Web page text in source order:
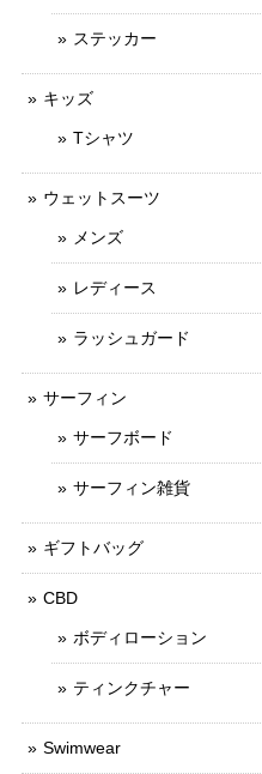
ステッカー
キッズ
Tシャツ
ウェットスーツ
メンズ
レディース
ラッシュガード
サーフィン
サーフボード
サーフィン雑貨
ギフトバッグ
CBD
ボディローション
ティンクチャー
Swimwear